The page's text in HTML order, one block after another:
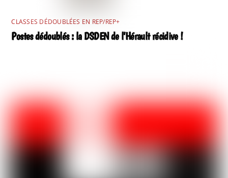
CLASSES DÉDOUBLÉES EN REP/REP+
Postes dédoublés : la DSDEN de l’Hérault récidive !